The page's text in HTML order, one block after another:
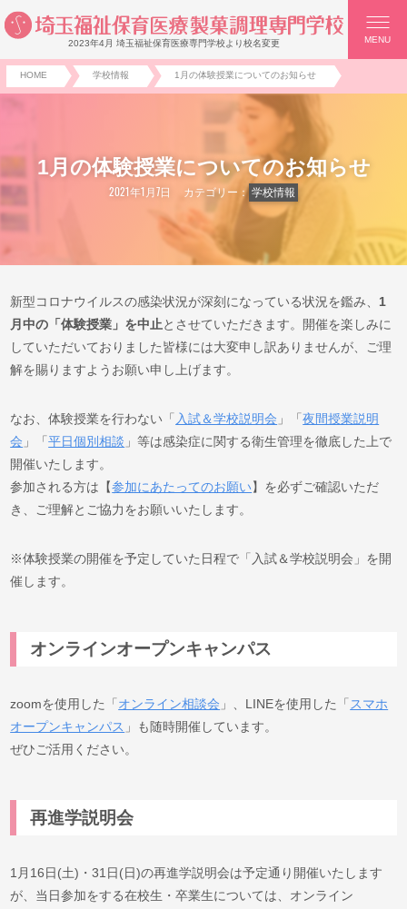
2023年4月 埼玉福祉保育医療専門学校より校名変更 MENU
HOME 学校情報 1月の体験授業についてのお知らせ
1月の体験授業についてのお知らせ
2021年1月7日 カテゴリー： 学校情報
新型コロナウイルスの感染状況が深刻になっている状況を鑑み、 1
月中の「体験授業」を中止とさせていただきます。開催を楽しみに
していただいておりました皆様には大変申し訳ありませんが、ご理
解を賜りますようお願い申し上げます。
なお、体験授業を行わない「 入試＆学校説明会 」「夜間授業説明
会 」「平日個別相談 」等は感染症に関する衛生管理を徹底した上で
開催いたします。
参加される方は【参加にあたってのお願い】を必ずご確認いただ
き、ご理解とご協力をお願いいたします。
※体験授業の開催を予定していた日程で「入試＆学校説明会」を開
催します。
オンラインオープンキャンパス
zoomを使用した「 オンライン相談会 」、LINEを使用した「 スマホ
オープンキャンパス 」も随時開催しています。
ぜひご活用ください。
再進学説明会
1月16日(土)・31日(日)の再進学説明会は予定通り開催いたします
が、当日参加をする在校生・卒業生については、オンライン